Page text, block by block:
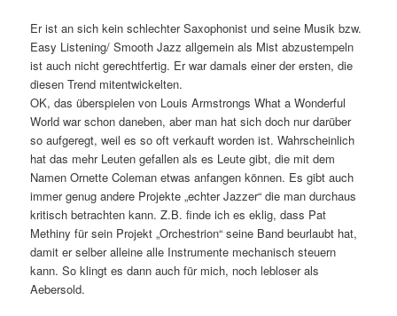
Er ist an sich kein schlechter Saxophonist und seine Musik bzw.
Easy Listening/ Smooth Jazz allgemein als Mist abzustempeln
ist auch nicht gerechtfertig. Er war damals einer der ersten, die
diesen Trend mitentwickelten.
OK, das überspielen von Louis Armstrongs What a Wonderful
World war schon daneben, aber man hat sich doch nur darüber
so aufgeregt, weil es so oft verkauft worden ist. Wahrscheinlich
hat das mehr Leuten gefallen als es Leute gibt, die mit dem
Namen Ornette Coleman etwas anfangen können. Es gibt auch
immer genug andere Projekte „echter Jazzer“ die man durchaus
kritisch betrachten kann. Z.B. finde ich es eklig, dass Pat
Methiny für sein Projekt „Orchestrion“ seine Band beurlaubt hat,
damit er selber alleine alle Instrumente mechanisch steuern
kann. So klingt es dann auch für mich, noch lebloser als
Aebersold.